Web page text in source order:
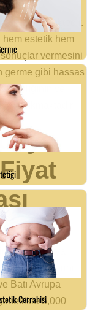
özel,
çekmektedir.
hem estetik hem
vermesini
germe gibi hassas
ve
çıkmaktadır.
cerrahi
Ancak dünya
ülke seçimlerini
Batı Avrupa
5,000